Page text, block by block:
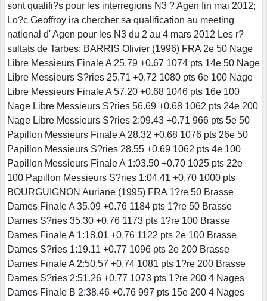
sont qualifi?s pour les interregions N3 ? Agen fin mai 2012;
Lo?c Geoffroy ira chercher sa qualification au meeting
national d' Agen pour les N3 du 2 au 4 mars 2012 Les r?
sultats de Tarbes: BARRIS Olivier (1996) FRA 2e 50 Nage
Libre Messieurs Finale A 25.79 +0.67 1074 pts 14e 50 Nage
Libre Messieurs S?ries 25.71 +0.72 1080 pts 6e 100 Nage
Libre Messieurs Finale A 57.20 +0.68 1046 pts 16e 100
Nage Libre Messieurs S?ries 56.69 +0.68 1062 pts 24e 200
Nage Libre Messieurs S?ries 2:09.43 +0.71 966 pts 5e 50
Papillon Messieurs Finale A 28.32 +0.68 1076 pts 26e 50
Papillon Messieurs S?ries 28.55 +0.69 1062 pts 4e 100
Papillon Messieurs Finale A 1:03.50 +0.70 1025 pts 22e
100 Papillon Messieurs S?ries 1:04.41 +0.70 1000 pts
BOURGUIGNON Auriane (1995) FRA 1?re 50 Brasse
Dames Finale A 35.09 +0.76 1184 pts 1?re 50 Brasse
Dames S?ries 35.30 +0.76 1173 pts 1?re 100 Brasse
Dames Finale A 1:18.01 +0.76 1122 pts 2e 100 Brasse
Dames S?ries 1:19.11 +0.77 1096 pts 2e 200 Brasse
Dames Finale A 2:50.57 +0.74 1081 pts 1?re 200 Brasse
Dames S?ries 2:51.26 +0.77 1073 pts 1?re 200 4 Nages
Dames Finale B 2:38.46 +0.76 997 pts 15e 200 4 Nages